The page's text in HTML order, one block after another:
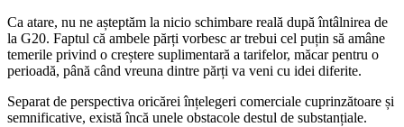
Ca atare, nu ne așteptăm la nicio schimbare reală după întâlnirea de
la G20. Faptul că ambele părți vorbesc ar trebui cel puțin să amâne
temerile privind o creștere suplimentară a tarifelor, măcar pentru o
perioadă, până când vreuna dintre părți va veni cu idei diferite.
Separat de perspectiva oricărei înțelegeri comerciale cuprinzătoare și
semnificative, există încă unele obstacole destul de substanțiale.